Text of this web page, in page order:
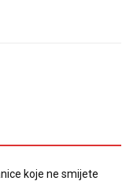
koje ne smijete